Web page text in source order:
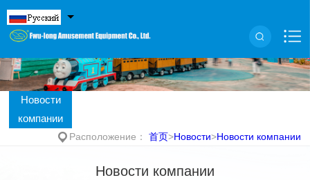
Новости
компании
Расположение：
首页>Новости>Новости компании
Новости компании